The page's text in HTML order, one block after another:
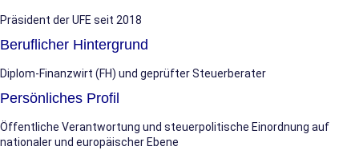
Präsident der UFE seit 2018
Beruflicher Hintergrund
Diplom-Finanzwirt (FH) und geprüfter Steuerberater
Persönliches Profil
Öffentliche Verantwortung und steuerpolitische Einordnung auf
nationaler und europäischer Ebene